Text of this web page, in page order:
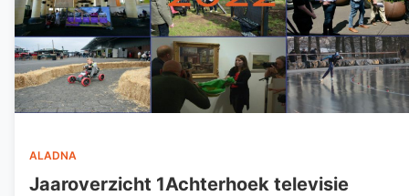
ALADNA
Jaaroverzicht 1Achterhoek televisie